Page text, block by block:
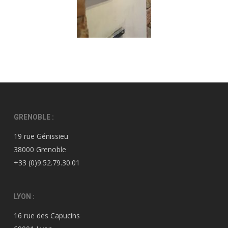
GRENOBLE :
19 rue Génissieu
38000 Grenoble
+33 (0)9.52.79.30.01
LYON :
16 rue des Capucins